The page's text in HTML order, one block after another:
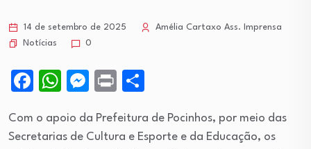
14 de setembro de 2025
Amélia Cartaxo Ass. Imprensa
Notícias
0
Facebook
WhatsApp
Messenger
Print
Com o apoio da Prefeitura de Pocinhos, por meio das
Secretarias de Cultura e Esporte e da Educação, os